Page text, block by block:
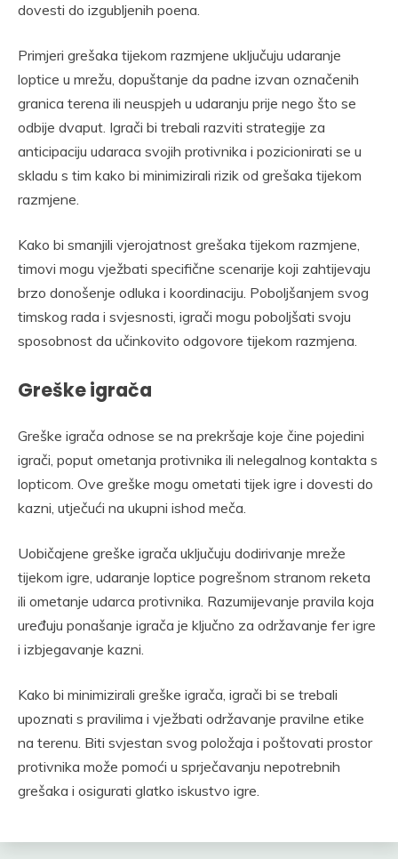
dovesti do izgubljenih poena.
Primjeri grešaka tijekom razmjene uključuju udaranje
loptice u mrežu, dopuštanje da padne izvan označenih
granica terena ili neuspjeh u udaranju prije nego što se
odbije dvaput. Igrači bi trebali razviti strategije za
anticipaciju udaraca svojih protivnika i pozicionirati se u
skladu s tim kako bi minimizirali rizik od grešaka tijekom
razmjene.
Kako bi smanjili vjerojatnost grešaka tijekom razmjene,
timovi mogu vježbati specifične scenarije koji zahtijevaju
brzo donošenje odluka i koordinaciju. Poboljšanjem svog
timskog rada i svjesnosti, igrači mogu poboljšati svoju
sposobnost da učinkovito odgovore tijekom razmjena.
Greške igrača
Greške igrača odnose se na prekršaje koje čine pojedini
igrači, poput ometanja protivnika ili nelegalnog kontakta s
lopticom. Ove greške mogu ometati tijek igre i dovesti do
kazni, utječući na ukupni ishod meča.
Uobičajene greške igrača uključuju dodirivanje mreže
tijekom igre, udaranje loptice pogrešnom stranom reketa
ili ometanje udarca protivnika. Razumijevanje pravila koja
uređuju ponašanje igrača je ključno za održavanje fer igre
i izbjegavanje kazni.
Kako bi minimizirali greške igrača, igrači bi se trebali
upoznati s pravilima i vježbati održavanje pravilne etike
na terenu. Biti svjestan svog položaja i poštovati prostor
protivnika može pomoći u sprječavanju nepotrebnih
grešaka i osigurati glatko iskustvo igre.